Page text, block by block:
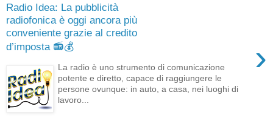
Radio Idea: La pubblicità
radiofonica è oggi ancora più
conveniente grazie al credito
d’imposta 📻💰
›
La radio è uno strumento di comunicazione
potente e diretto, capace di raggiungere le
persone ovunque: in auto, a casa, nei luoghi di
lavoro...